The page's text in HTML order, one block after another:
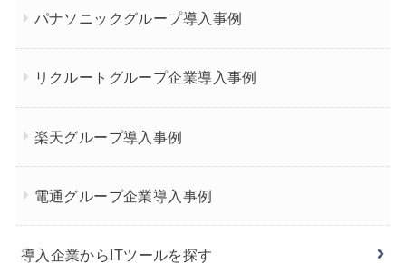
パナソニックグループ導入事例
リクルートグループ企業導入事例
楽天グループ導入事例
電通グループ企業導入事例
導入企業からITツールを探す